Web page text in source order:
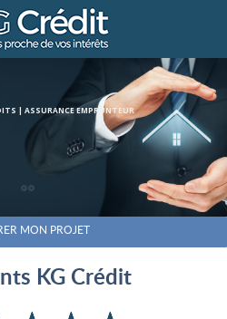
| ASSURANCE EMPRUNTEUR
MON PROJET
KG Crédit